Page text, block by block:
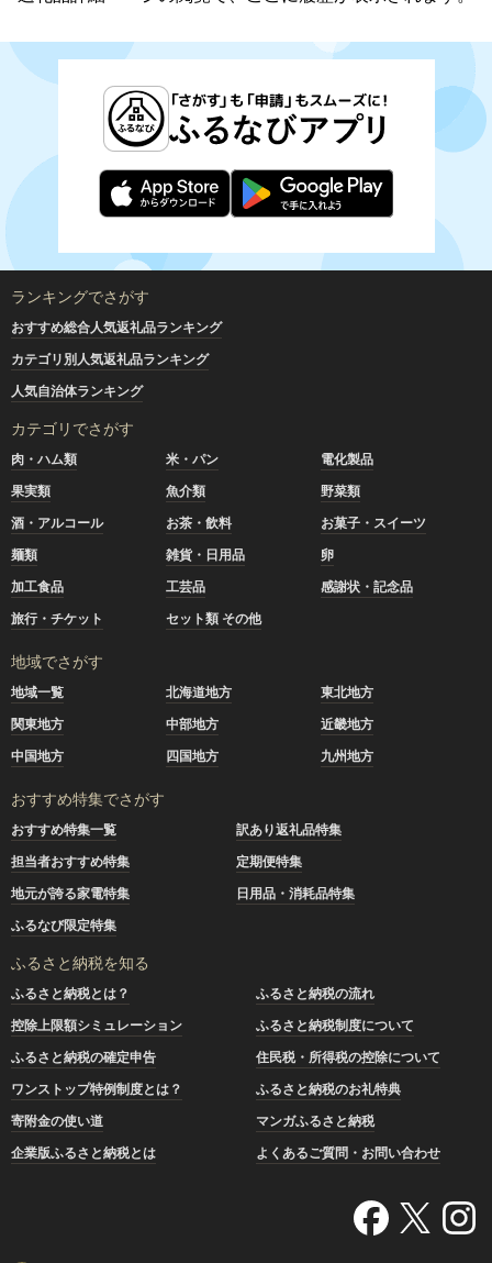
ランキングでさがす
おすすめ総合人気返礼品ランキング
カテゴリ別人気返礼品ランキング
人気自治体ランキング
カテゴリでさがす
肉・ハム類 米・パン
電化製品
果実類
魚介類
野菜類
酒・アルコール
お茶・飲料
お菓子・スイーツ
麺類
雑貨・日用品
卵
加工食品
工芸品
感謝状・記念品
旅行・チケット
セット類 その他
地域でさがす
地域一覧 北海道地方
東北地方
関東地方
中部地方
近畿地方
中国地方
四国地方 九州地方
おすすめ特集でさがす
おすすめ特集一覧
訳あり返礼品特集
担当者おすすめ特集
定期便特集
地元が誇る家電特集
日用品・消耗品特集
ふるなび限定特集
ふるさと納税を知る
ふるさと納税とは？
ふるさと納税の流れ
控除上限額シミュレーション
ふるさと納税制度について
ふるさと納税の確定申告
住民税・所得税の控除について
ワンストップ特例制度とは？
ふるさと納税のお礼特典
寄附金の使い道
マンガふるさと納税
企業版ふるさと納税とは
よくあるご質問・お問い合わせ